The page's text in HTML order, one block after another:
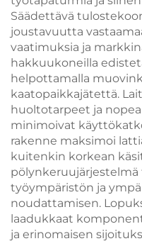
Säädettävä
joustavuutta
vaatimuksia ja
hakkuukoneilla
helpottamalla
kaatopaikkajätettä.
huoltotarpeet ja
minimoivat
rakenne maksimoi
kuitenkin korkean
työympäristön ja
noudattamisen.
laadukkaat
ja erinomaisen